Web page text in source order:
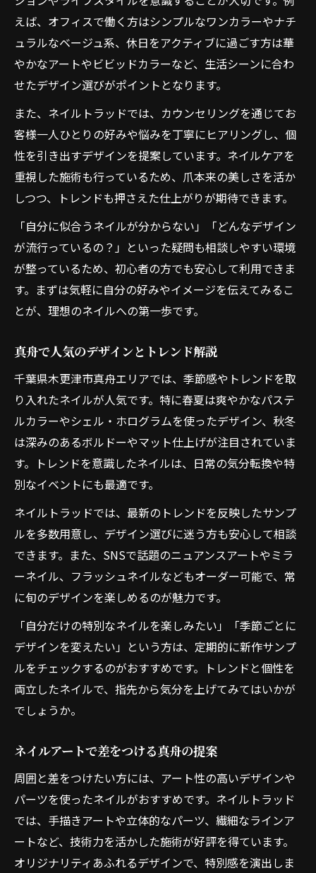
えば、オフィスで働く方はシンプルなワンカラーやナチ
ュラルなベージュ系、休日をアクティブに過ごす方は華
やかなアートやビビッドカラーなど、生活シーンに合わ
せたデザイン選びがポイントとなります。
また、ネイルトラッドでは、カウンセリングを通じてお
客様一人ひとりの好みや悩みを丁寧にヒアリングし、個
性を引き出すデザインを提案しています。ネイルケアを
重視した施術も行っているため、爪本来の美しさを活か
しつつ、トレンドも押さえた仕上がりが期待できます。
「自分に似合うネイルが分からない」「どんなデザイン
が流行っているの？」といった疑問も相談しやすい環境
が整っているため、初心者の方でも安心して利用できま
す。まずは気軽に自分の好みやイメージを伝えてみるこ
とが、理想のネイルへの第一歩です。
真舟で人気のデザインとトレンド解説
千葉県木更津市真舟エリアでは、季節感やトレンドを取
り入れたネイルが人気です。特に春夏は爽やかなパステ
ルカラーやシェル・ホログラムを使ったデザイン、秋冬
は深みのあるボルドーやマット仕上げが注目されていま
す。トレンドを意識したネイルは、日常の気分転換や特
別なイベントにも最適です。
ネイルトラッドでは、最新のトレンドを反映したサンプ
ルを多数用意し、デザイン選びに迷う方も安心して相談
できます。また、SNSで話題のニュアンスアートやミラ
ーネイル、フラッシュネイルなどもオーダー可能で、常
に旬のデザインを楽しめるのが魅力です。
「自分だけの特別なネイルを楽しみたい」「季節ごとに
デザインを変えたい」という方は、定期的に新作サンプ
ルをチェックするのがおすすめです。トレンドと個性を
両立したネイルで、指先から気分を上げてみてはいかが
でしょうか。
ネイルアートで差をつける真舟の提案
周囲と差をつけたい方には、アート性の高いデザインや
パーツを使ったネイルがおすすめです。ネイルトラッド
では、手描きアートや立体的なパーツ、繊細なラインア
ートなど、技術力を活かした施術が好評を得ています。
オリジナリティあふれるデザインで、特別感を演出しま